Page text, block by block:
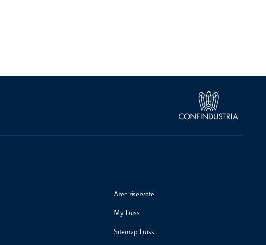
Aree riservate
My Luiss
Sitemap Luiss